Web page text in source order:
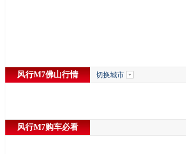
风行M7佛山行情 切换城市
风行M7购车必看